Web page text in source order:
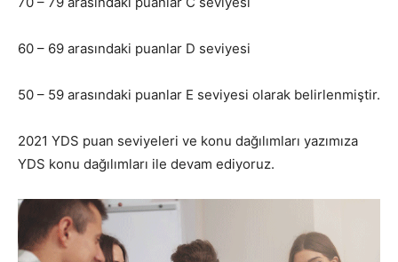
60 – 69 arasındaki puanlar D seviyesi
50 – 59 arasındaki puanlar E seviyesi olarak belirlenmiştir.
2021 YDS puan seviyeleri ve konu dağılımları yazımıza
YDS konu dağılımları ile devam ediyoruz.